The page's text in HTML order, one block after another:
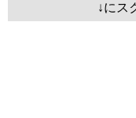
↓にス